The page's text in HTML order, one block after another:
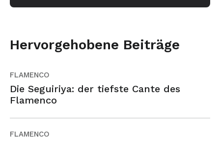
Hervorgehobene Beiträge
FLAMENCO
Die Seguiriya: der tiefste Cante des
Flamenco
FLAMENCO